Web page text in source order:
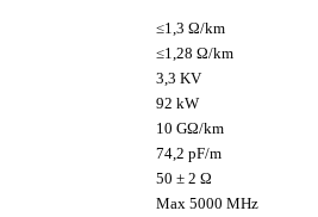
≤1,3 Ω/km
≤1,28 Ω/km
3,3 KV
92 kW
10 GΩ/km
74,2 pF/m
50 ± 2 Ω
Max 5000 MHz